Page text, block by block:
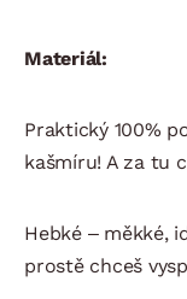
Materiál:
Praktický 100%
kašmíru! A za tu
Hebké – měkké,
prostě chceš